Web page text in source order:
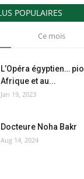
POPULAIRES
Ce mois
L’Opéra égyptien…
Afrique et au...
Jan 19, 2023
Docteure Noha Bakr
Aug 14, 2024